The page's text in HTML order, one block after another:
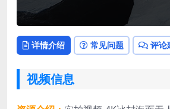
详情介绍 常见问题 评论
视频信息